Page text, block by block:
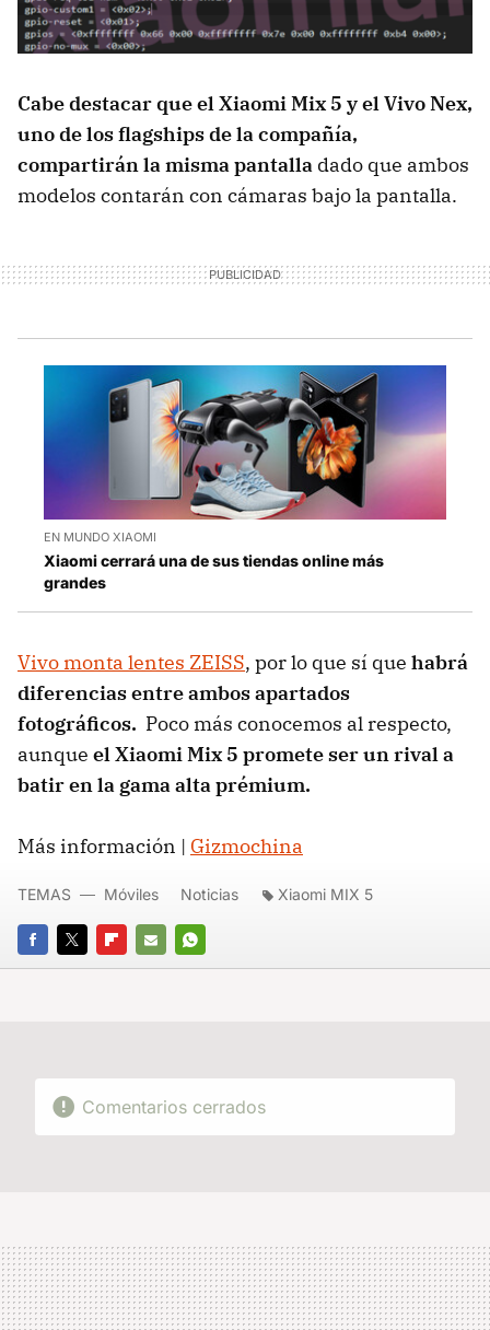
Cabe destacar que el Xiaomi Mix 5 y el Vivo Nex,
uno de los flagships de la compañía,
compartirán la misma pantalla dado que ambos
modelos contarán con cámaras bajo la pantalla.
EN MUNDO XIAOMI
Xiaomi cerrará una de sus tiendas online más
grandes
Vivo monta lentes ZEISS, por lo que sí que habrá
diferencias entre ambos apartados
fotográficos. Poco más conocemos al respecto,
aunque el Xiaomi Mix 5 promete ser un rival a
batir en la gama alta prémium.
Más información | Gizmochina
FACEBOOK
TWITTERFLIPBOARD
E-
WHATSAPP
TEMAS Móviles Noticias Xiaomi MIX 5
Comentarios cerrados